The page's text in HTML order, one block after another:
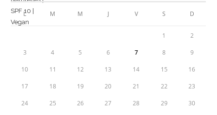
L M M J V S D
1 2
3 4 5 6 7 8 9
10 11 12 13 14 15 16
17 18 19 20 21 22 23
24 25 26 27 28 29 30